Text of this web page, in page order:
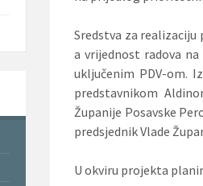
Sredstva za realizaciju
a vrijednost radova na
uključenim PDV-om.
predstavnikom
Županije Posavske
predsjednik Vlade
U okviru projekta